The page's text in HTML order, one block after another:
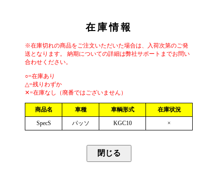
在庫情報
※在庫切れの商品をご注文いただいた場合は、入荷次第のご発
送となります。 納期についての詳細は弊社サポートまでお問い
合わせください。
○=在庫あり
△=残りわずか
✕=在庫なし（廃番ではございません）
商品名 車種 車輌形式
在庫状況
SpecS
パッソ KGC10 ×